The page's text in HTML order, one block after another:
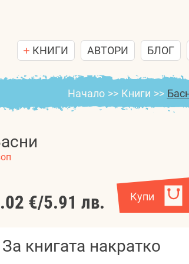
КНИГИ АВТОРИ БЛОГ
Начало >> Книги >>
€/5.91 лв. Купи
За книгата накратко